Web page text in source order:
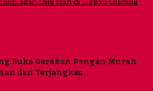
Buka Gerakan Pangan Murah
dan Terjangkau